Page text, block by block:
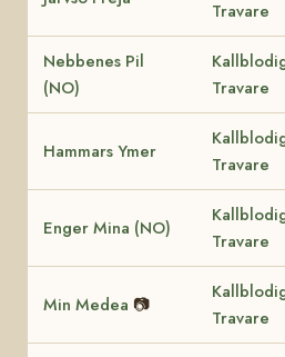
Travare
Nebbenes Pil
(NO)
Travare
Hammars Ymer
Travare
Enger Mina (NO)
Travare
Min Medea 📷
Travare